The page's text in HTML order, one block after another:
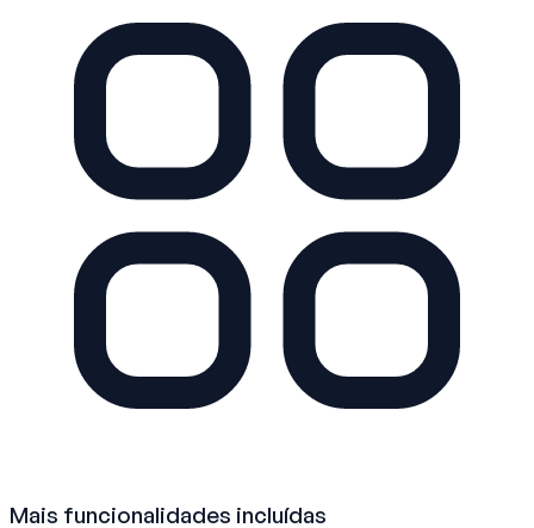
Mais funcionalidades incluídas